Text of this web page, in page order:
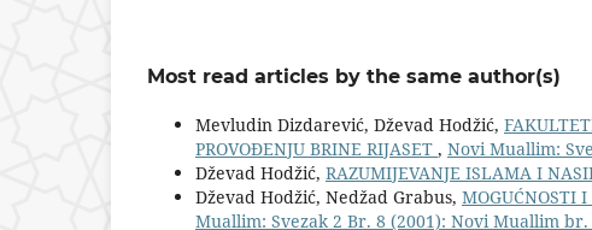
Most read articles by the same author(s)
Mevludin Dizdarević, Dževad Hodžić,
PROVOĐENJU BRINE RIJASET , Novi Muallim:
Dževad Hodžić, RAZUMIJEVANJE ISLAMA I
Dževad Hodžić, Nedžad Grabus, MOGUĆNOSTI I
Muallim: Svezak 2 Br. 8 (2001): Novi Muallim br.